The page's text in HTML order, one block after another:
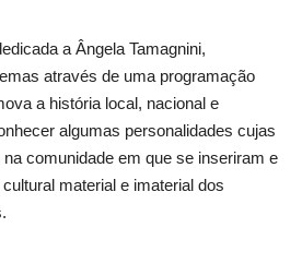
a Ângela Tamagnini,
através de uma programação
a história local, nacional e
algumas personalidades cujas
comunidade em que se inseriram e
material e imaterial dos